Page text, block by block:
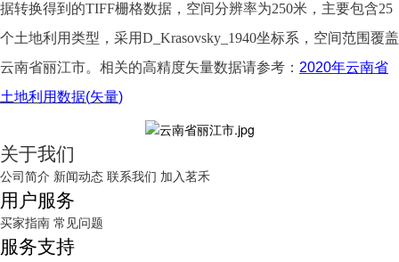
据转换得到的TIFF栅格数据，空间分辨率为250米，主要包含25
个土地利用类型，采用D_Krasovsky_1940坐标系，空间范围覆盖
云南省丽江市。相关的高精度矢量数据请参考： 2020年云南省
土地利用数据(矢量)
关于我们
公司简介 新闻动态 联系我们 加入茗禾
用户服务
买家指南 常见问题
服务支持